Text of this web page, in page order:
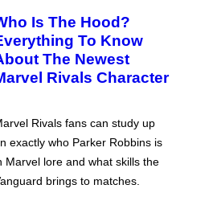
Is The Hood?
To Know
The Newest
Rivals Character
Rivals fans can study up
exactly who Parker Robbins is
Marvel lore and what skills the
brings to matches.